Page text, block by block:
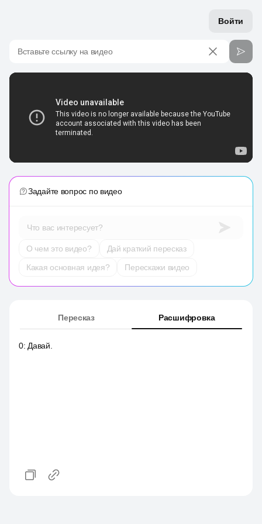
Войти
Вставьте ссылку на видео
Задайте вопрос по видео
Что вас интересует?
О чем это видео?
Дай краткий пересказ
Какая основная идея?
Перескажи видео
Пересказ Расшифровка
0: Давай.